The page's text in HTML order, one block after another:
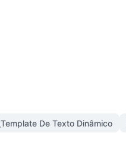
Template De Texto Dinâmico